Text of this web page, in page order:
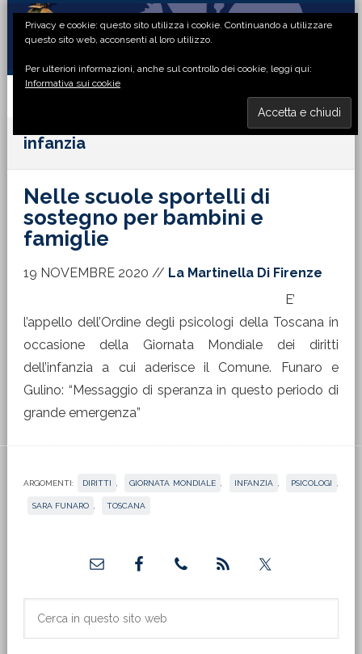
Passa
primaria
Passa
principale
Passa
laterale
Passa
di
infanzia
Nelle scuole sportelli di
sostegno per bambini e
famiglie
19 NOVEMBRE 2020 // La Martinella Di Firenze
E’
l’appello dell’Ordine degli psicologi della Toscana in
occasione della Giornata Mondiale dei diritti
dell’infanzia a cui aderisce il Comune. Funaro e
Gulino: “Messaggio di speranza in questo periodo di
grande emergenza”
ARGOMENTI: DIRITTI GIORNATA MONDIALE INFANZIA PSICOLOGI
SARA FUNARO TOSCANA
primaria
Privacy e cookie: questo sito utilizza i cookie. Continuando a utilizzare
questo sito web, acconsenti al loro utilizzo.
Per ulteriori informazioni, anche sul controllo dei cookie, leggi qui:
Informativa sui cookie